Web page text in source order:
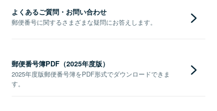
よくあるご質問・お問い合わせ
郵便番号に関するさまざまな疑問にお答えします。
郵便番号簿PDF（2025年度版）
2025年度版郵便番号簿をPDF形式でダウンロードできま
す。